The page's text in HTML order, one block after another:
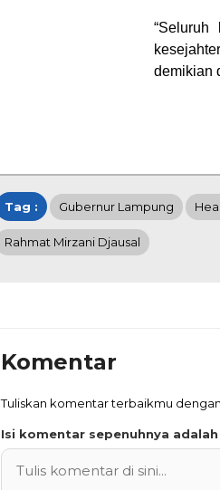
demikian
Tag : Gubernur Lampung
Rahmat Mirzani Djausal
Komentar
Tuliskan komentar terbaikmu
Isi komentar sepenuhnya